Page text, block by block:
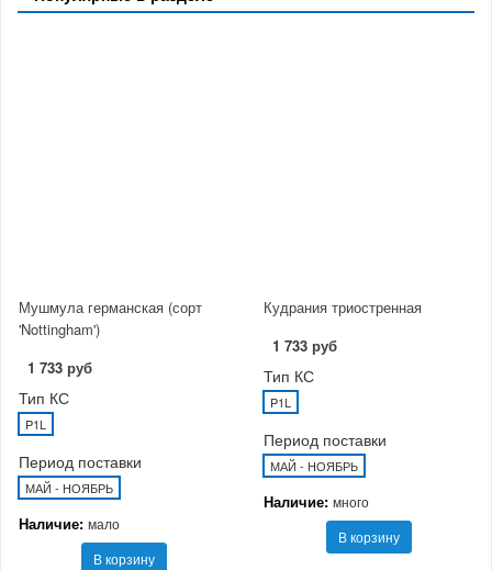
Мушмула германская (сорт
'Nottingham')
1 733 руб
Тип КС
P1L
Период поставки
МАЙ - НОЯБРЬ
Наличие: мало
В корзину
Кудрания триостренная
1 733 руб
Тип КС
P1L
Период поставки
МАЙ - НОЯБРЬ
Наличие: много
В корзину